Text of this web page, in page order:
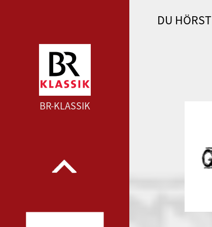
WDR 4 --- WDR 4 ---
BR-KLASSIK
DU HÖRST